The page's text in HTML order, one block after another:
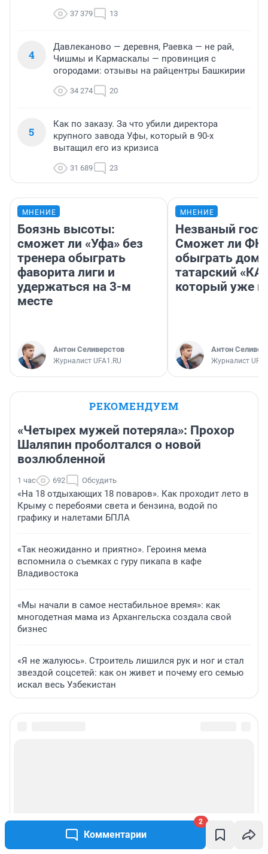
Комментарии
2
37 379 13
4
Давлеканово — деревня, Раевка — не рай,
Чишмы и Кармаскалы — провинция с
огородами: отзывы на райцентры Башкирии
34 274 20
5
Как по заказу. За что убили директора
крупного завода Уфы, который в 90-х
вытащил его из кризиса
31 689 23
МНЕНИЕ
Боязнь высоты:
сможет ли «Уфа» без
тренера обыграть
фаворита лиги и
удержаться на 3-м
месте
Антон Селиверстов
Журналист UFA1.RU
МНЕНИЕ
Незваный
Сможет ли ФК
обыграть дома
татарский
который уже
Антон
Журналист
РЕКОМЕНДУЕМ
«Четырех мужей потеряла»: Прохор
Шаляпин проболтался о новой
возлюбленной
1 час 692 Обсудить
«На 18 отдыхающих 18 поваров». Как проходит лето в
Крыму с перебоями света и бензина, водой по
графику и налетами БПЛА
«Так неожиданно и приятно». Героиня мема
вспомнила о съемках с гуру пикапа в кафе
Владивостока
«Мы начали в самое нестабильное время»: как
многодетная мама из Архангельска создала свой
бизнес
«Я не жалуюсь». Строитель лишился рук и ног и стал
звездой соцсетей: как он живет и почему его семью
искал весь Узбекистан